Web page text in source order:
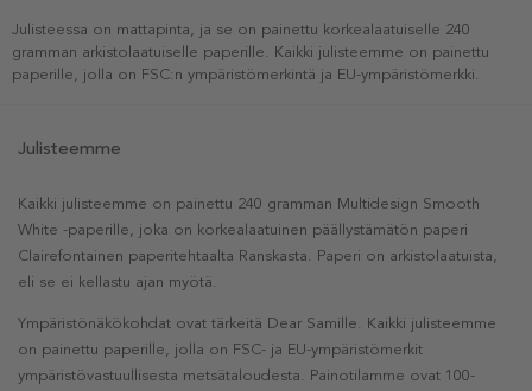
Julisteessa on mattapinta, ja se on painettu korkealaatuiselle 240
gramman arkistolaatuiselle paperille. Kaikki julisteemme on painettu
paperille, jolla on FSC:n ympäristömerkintä ja EU-ympäristömerkki.
Julisteemme
Kaikki julisteemme on painettu 240 gramman Multidesign Smooth
White -paperille, joka on korkealaatuinen päällystämätön paperi
Clairefontainen paperitehtaalta Ranskasta. Paperi on arkistolaatuista,
eli se ei kellastu ajan myötä.
Ympäristönäkökohdat ovat tärkeitä Dear Samille. Kaikki julisteemme
on painettu paperille, jolla on FSC- ja EU-ympäristömerkit
ympäristövastuullisesta metsätaloudesta. Painotilamme ovat 100-